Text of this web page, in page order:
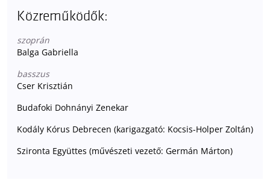
Közreműködők:
szoprán
Balga Gabriella
basszus
Cser Krisztián
Budafoki Dohnányi Zenekar
Kodály Kórus Debrecen (karigazgató: Kocsis-Holper Zoltán)
Szironta Együttes (művészeti vezető: Germán Márton)